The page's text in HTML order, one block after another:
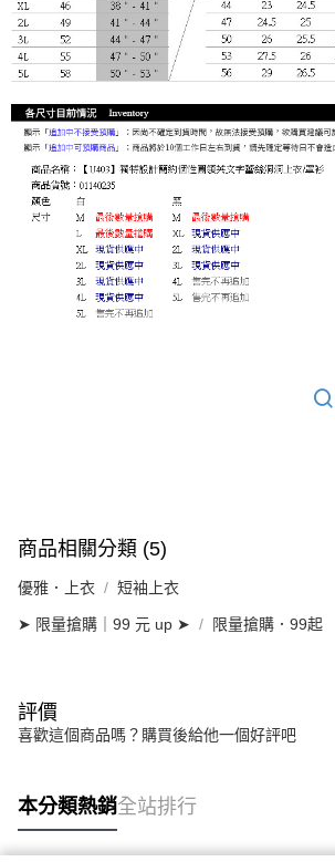
商品相關分類 (5)
優雅．上衣 短袖上衣
➤ 限量搶購｜99 元 up ➤ 限量搶購．99起
評價
喜歡這個商品嗎？購買後給他一個好評吧
本分類熱銷全站排行